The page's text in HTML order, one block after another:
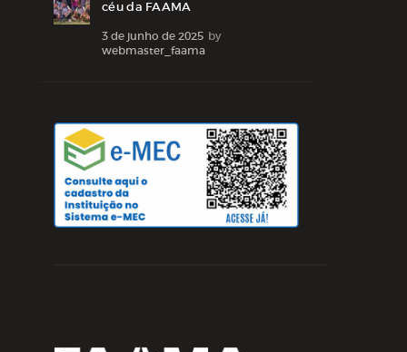
céu da FAAMA
3 de junho de 2025 by
webmaster_faama